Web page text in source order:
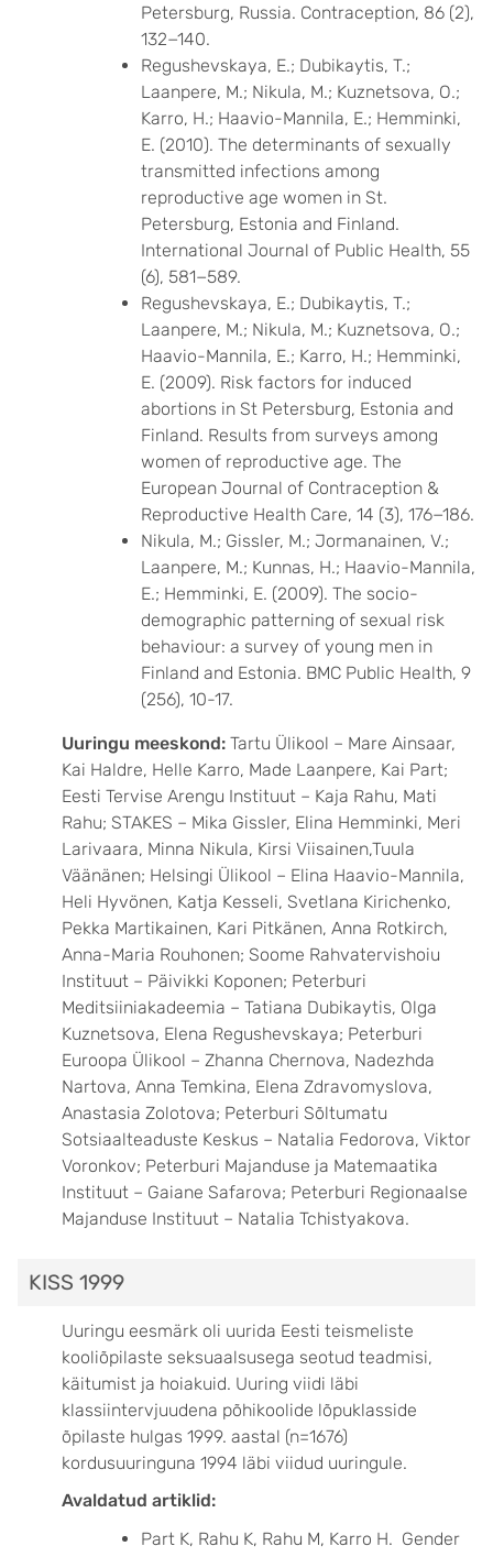
Petersburg, Russia. Contraception, 86 (2),
132−140.
Regushevskaya, E.; Dubikaytis, T.;
Laanpere, M.; Nikula, M.; Kuznetsova, O.;
Karro, H.; Haavio-Mannila, E.; Hemminki,
E. (2010). The determinants of sexually
transmitted infections among
reproductive age women in St.
Petersburg, Estonia and Finland.
International Journal of Public Health, 55
(6), 581−589.
Regushevskaya, E.; Dubikaytis, T.;
Laanpere, M.; Nikula, M.; Kuznetsova, O.;
Haavio-Mannila, E.; Karro, H.; Hemminki,
E. (2009). Risk factors for induced
abortions in St Petersburg, Estonia and
Finland. Results from surveys among
women of reproductive age. The
European Journal of Contraception &
Reproductive Health Care, 14 (3), 176−186.
Nikula, M.; Gissler, M.; Jormanainen, V.;
Laanpere, M.; Kunnas, H.; Haavio-Mannila,
E.; Hemminki, E. (2009). The socio-
demographic patterning of sexual risk
behaviour: a survey of young men in
Finland and Estonia. BMC Public Health, 9
(256), 10-17.
Uuringu meeskond: Tartu Ülikool – Mare Ainsaar,
Kai Haldre, Helle Karro, Made Laanpere, Kai Part;
Eesti Tervise Arengu Instituut – Kaja Rahu, Mati
Rahu; STAKES – Mika Gissler, Elina Hemminki, Meri
Larivaara, Minna Nikula, Kirsi Viisainen,Tuula
Väänänen; Helsingi Ülikool – Elina Haavio-Mannila,
Heli Hyvönen, Katja Kesseli, Svetlana Kirichenko,
Pekka Martikainen, Kari Pitkänen, Anna Rotkirch,
Anna-Maria Rouhonen; Soome Rahvatervishoiu
Instituut – Päivikki Koponen; Peterburi
Meditsiiniakadeemia – Tatiana Dubikaytis, Olga
Kuznetsova, Elena Regushevskaya; Peterburi
Euroopa Ülikool – Zhanna Chernova, Nadezhda
Nartova, Anna Temkina, Elena Zdravomyslova,
Anastasia Zolotova; Peterburi Sõltumatu
Sotsiaalteaduste Keskus – Natalia Fedorova, Viktor
Voronkov; Peterburi Majanduse ja Matemaatika
Instituut – Gaiane Safarova; Peterburi Regionaalse
Majanduse Instituut – Natalia Tchistyakova.
KISS 1999
Uuringu eesmärk oli uurida Eesti teismeliste
kooliõpilaste seksuaalsusega seotud teadmisi,
käitumist ja hoiakuid. Uuring viidi läbi
klassiintervjuudena põhikoolide lõpuklasside
õpilaste hulgas 1999. aastal (n=1676)
kordusuuringuna 1994 läbi viidud uuringule.
Avaldatud artiklid:
Part K, Rahu K, Rahu M, Karro H. Gender